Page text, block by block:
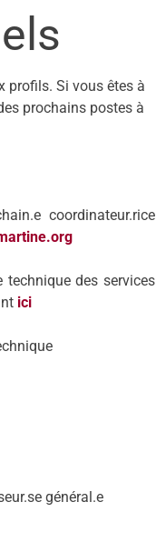
profils. Si vous êtes à
prochains postes à
e coordinateur.rice
technique des services
ici
se général.e